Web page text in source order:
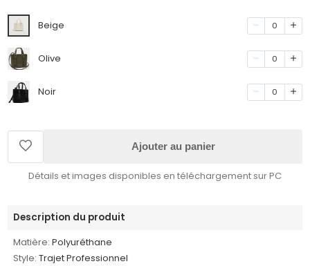
Beige 0
Olive 0
Noir 0
Ajouter au panier
Détails et images disponibles en téléchargement sur PC
Description du produit
Matière: Polyuréthane
Style: Trajet Professionnel